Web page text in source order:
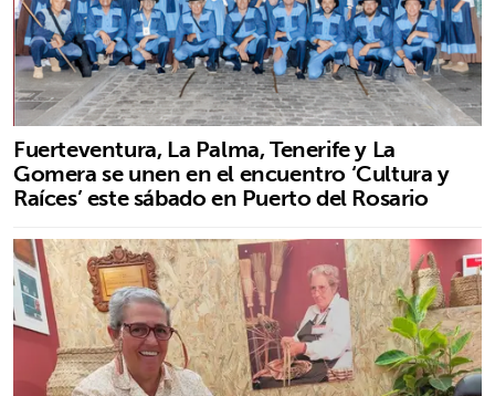
Fuerteventura, La Palma, Tenerife y La
Gomera se unen en el encuentro ‘Cultura y
Raíces’ este sábado en Puerto del Rosario